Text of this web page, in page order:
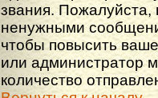
звания.
ненужными
чтобы повысить
или администратор
количество